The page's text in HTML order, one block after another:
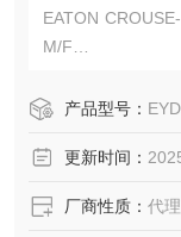
EATON
M/F
Co.,Ltd
产品型号：
更新时间：
厂商性质： 代